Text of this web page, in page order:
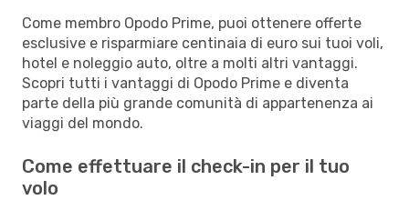
Come membro Opodo Prime, puoi ottenere offerte
esclusive e risparmiare centinaia di euro sui tuoi voli,
hotel e noleggio auto, oltre a molti altri vantaggi.
Scopri tutti i vantaggi di Opodo Prime e diventa
parte della più grande comunità di appartenenza ai
viaggi del mondo.
Come effettuare il check-in per il tuo
volo